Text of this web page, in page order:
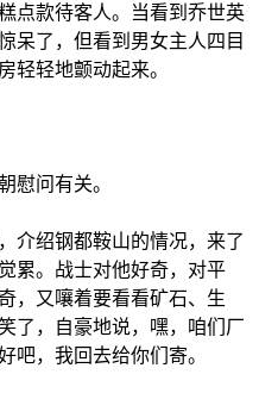
点款待客人。当看到乔世英
呆了，但看到男女主人四目
轻轻地颤动起来。
问有关。
绍钢都鞍山的情况，来了
累。战士对他好奇，对平
，又嚷着要看看矿石、生
了，自豪地说，嘿，咱们厂
吧，我回去给你们寄。